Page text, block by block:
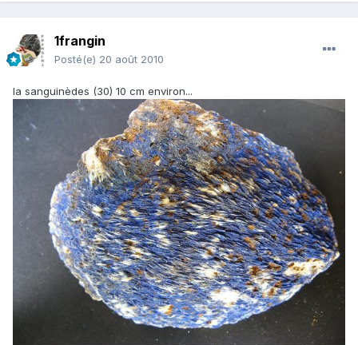
1frangin
Posté(e) 20 août 2010
la sanguinèdes (30) 10 cm environ...